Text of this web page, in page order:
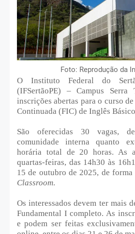
Foto: Reprodução da
O Instituto Federal do
(IFSertãoPE) – Campus Serra
inscrições abertas para o curso
Continuada (FIC) de Inglês
São oferecidas 30 vagas,
comunidade interna quanto
horária total de 20 horas. As
quartas-feiras, das 14h30 às
15 de outubro de 2025, de
Classroom.
Os interessados devem ter mais
Fundamental I completo. As
e podem ser feitas